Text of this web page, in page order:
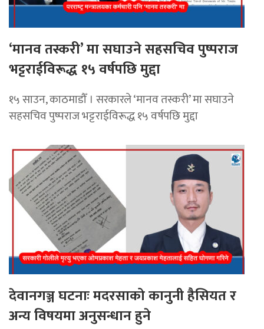
‘मानव तस्करी’ मा सघाउने सहसचिव पुष्पराज
भट्टराईविरूद्ध १५ वर्षपछि मुद्दा
१५ साउन, काठमाडौँ । सरकारले ‘मानव तस्करी’ मा सघाउने
सहसचिव पुष्पराज भट्टराईविरूद्ध १५ वर्षपछि मुद्दा
देवानगञ्ज घटनाः मदरसाको कानुनी हैसियत र
अन्य विषयमा अनुसन्धान हुने